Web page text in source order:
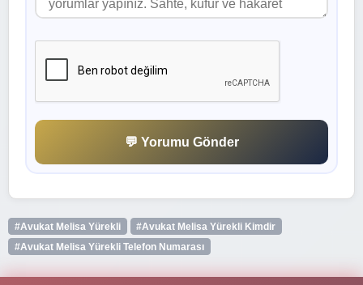
💬 Yorumu Gönder
#Avukat Melisa Yürekli
#Avukat Melisa Yürekli Kimdir
#Avukat Melisa Yürekli Telefon Numarası